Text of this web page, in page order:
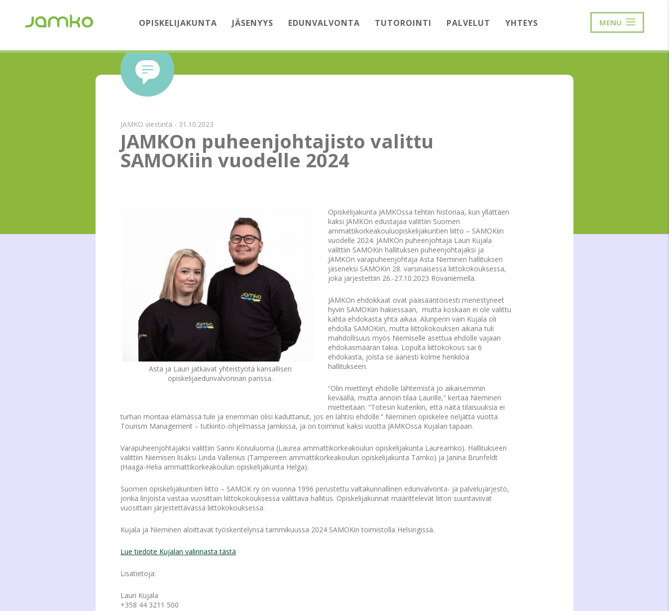
OPISKELIJAKUNTA JÄSENYYS EDUNVALVONTA TUTOROINTI PALVELUT YHTEYS MENU
JAMKO viestintä - 31.10.2023
JAMKOn puheenjohtajisto valittu
SAMOKiin vuodelle 2024
Asta ja Lauri jatkavat yhteistyötä kansallisen
opiskelijaedunvalvonnan parissa.
Opiskelijakunta JAMKOssa tehtiin historiaa, kun yllättäen
kaksi JAMKOn edustajaa valittiin Suomen
ammattikorkeakouluopiskelijakuntien liitto – SAMOKiin
vuodelle 2024. JAMKOn puheenjohtaja Lauri Kujala
valittiin SAMOKin hallituksen puheenjohtajaksi ja
JAMKOn varapuheenjohtaja Asta Nieminen hallituksen
jäseneksi SAMOKin 28. varsinaisessa liittokokouksessa,
joka järjestettiin 26.-27.10.2023 Rovaniemellä.
JAMKOn ehdokkaat ovat pääsääntöisesti menestyneet
hyvin SAMOKiin hakiessaan, mutta koskaan ei ole valittu
kahta ehdokasta yhtä aikaa. Alunperin vain Kujala oli
ehdolla SAMOKiin, mutta liittokokouksen aikana tuli
mahdollisuus myös Niemiselle asettua ehdolle vajaan
ehdokasmäärän takia. Lopulta liittokokous sai 6
ehdokasta, joista se äänesti kolme henkilöä
hallitukseen.
“Olin miettinyt ehdolle lähtemistä jo aikaisemmin
keväällä, mutta annoin tilaa Laurille,” kertaa Nieminen
mietteitään. “Totesin kuitenkin, että näitä tilaisuuksia ei
turhan montaa elämässä tule ja enemmän olisi kaduttanut, jos en lähtisi ehdolle.“ Nieminen opiskelee neljättä vuotta
Tourism Management – tutkinto-ohjelmassa Jamkissa, ja on toiminut kaksi vuotta JAMKOssa Kujalan tapaan.
Varapuheenjohtajaksi valittiin Sanni Koivuluoma (Laurea ammattikorkeakoulun opiskelijakunta Laureamko). Hallitukseen
valittiin Niemisen lisäksi Linda Vallenius (Tampereen ammattikorkeakoulun opiskelijakunta Tamko) ja Janina Brunfeldt
(Haaga-Helia ammattikorkeakoulun opiskelijakunta Helga).
Suomen opiskelijakuntien liitto – SAMOK ry on vuonna 1996 perustettu valtakunnallinen edunvalvonta- ja palvelujärjestö,
jonka linjoista vastaa vuosittain liittokokouksessa valittava hallitus. Opiskelijakunnat määrittelevät liiton suuntaviivat
vuosittain järjestettävässä liittokokouksessa.
Kujala ja Nieminen aloittavat työskentelynsä tammikuussa 2024 SAMOKin toimistolla Helsingissä.
Lue tiedote Kujalan valinnasta tästä
Lisätietoja:
Lauri Kujala
+358 44 3211 500